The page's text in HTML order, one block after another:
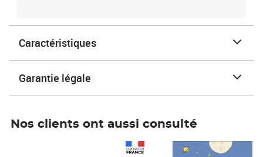
Caractéristiques
Garantie légale
Nos clients ont aussi consulté
Prix 7,50€